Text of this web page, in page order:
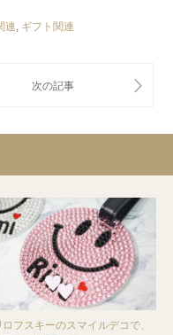
連, ギフト関連
ロフスキーのスマイルデコで、